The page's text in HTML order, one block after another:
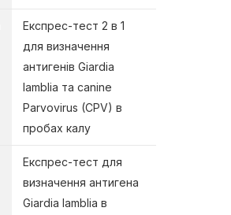
Експрес-тест 2 в 1
для визначення
антигенів Giardia
lamblia та canine
Parvovirus (CPV) в
пробах калу
Експреc-тест для
визначення антигена
Giardia lamblia в